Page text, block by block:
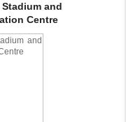
and
Centre